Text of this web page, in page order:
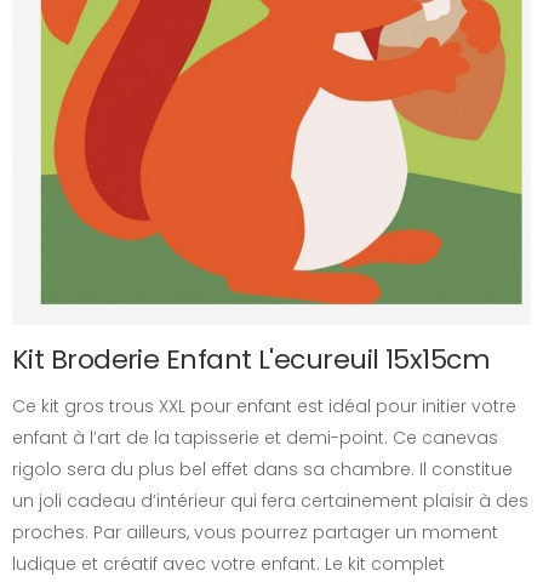
Kit Broderie Enfant L'ecureuil 15x15cm
Ce kit gros trous XXL pour enfant est idéal pour initier votre
enfant à l’art de la tapisserie et demi-point. Ce canevas
rigolo sera du plus bel effet dans sa chambre. Il constitue
un joli cadeau d’intérieur qui fera certainement plaisir à des
proches. Par ailleurs, vous pourrez partager un moment
ludique et créatif avec votre enfant. Le kit complet